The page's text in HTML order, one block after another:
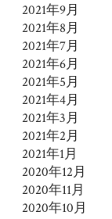
2021年9月
2021年8月
2021年7月
2021年6月
2021年5月
2021年4月
2021年3月
2021年2月
2021年1月
2020年12月
2020年11月
2020年10月